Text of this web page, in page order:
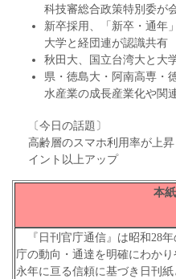
科技審総合政策特別委が
新卒採用、「新卒・通年
大学と経団連が認識共
秋田大、国立台湾大と大
県・徳島大・阿南高専・
水産業の成長産業化や関
〔今日の話題〕
高齢層のスマホ利用率が上
イント以上アップ
本
『日刊官庁通信』は昭和28
庁の動向・通達を明確にわか
永年に亘る信頼に基づき日刊